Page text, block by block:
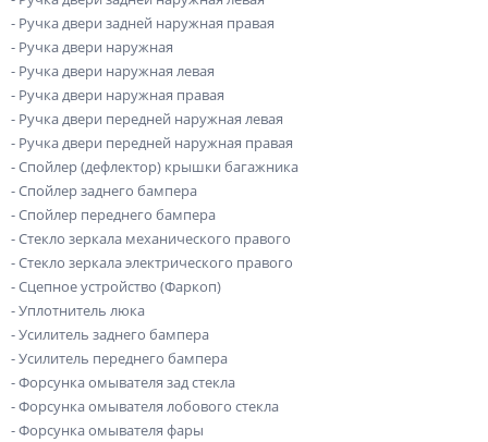
- Ручка двери задней наружная правая
- Ручка двери наружная
- Ручка двери наружная левая
- Ручка двери наружная правая
- Ручка двери передней наружная левая
- Ручка двери передней наружная правая
- Спойлер (дефлектор) крышки багажника
- Спойлер заднего бампера
- Спойлер переднего бампера
- Стекло зеркала механического правого
- Стекло зеркала электрического правого
- Сцепное устройство (Фаркоп)
- Уплотнитель люка
- Усилитель заднего бампера
- Усилитель переднего бампера
- Форсунка омывателя зад стекла
- Форсунка омывателя лобового стекла
- Форсунка омывателя фары